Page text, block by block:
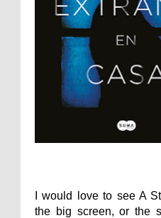
I would love to see A
the big screen, or the